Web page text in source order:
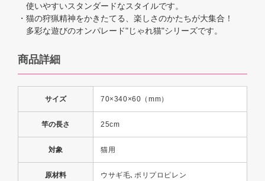
使いやすいスタンダードなスタイルです。
・猫の狩猟精神をかきたてる、楽しさのかたちが大集合！
多彩な遊びのオンパレード"じゃれ猫"シリーズです。
商品詳細
サイズ 70×340×60（mm）
竿の長さ 25cm
対象 猫用
原材料 ウサギ毛､ポリプロピレン